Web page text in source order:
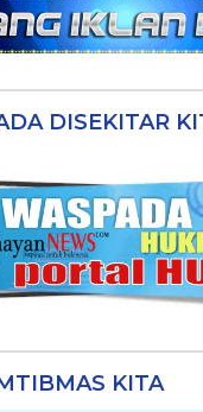
DISEKITAR
KITA